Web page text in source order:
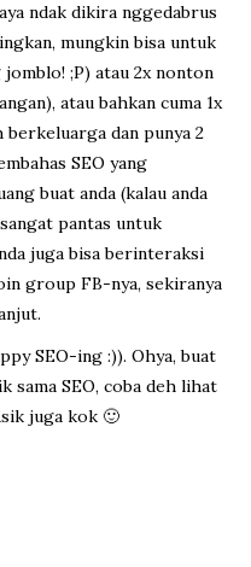
ndak dikira nggedabrus
mungkin bisa untuk
;P) atau 2x nonton
atau bahkan cuma 1x
berkeluarga dan punya 2
SEO yang
buat anda (kalau anda
pantas untuk
juga bisa berinteraksi
group FB-nya, sekiranya
SEO-ing :)). Ohya, buat
sama SEO, coba deh lihat
juga kok 🙂